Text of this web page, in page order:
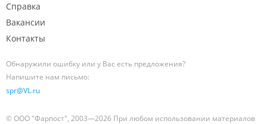
Справка
Вакансии
Контакты
Обнаружили ошибку или у Вас есть предложения?
Напишите нам письмо:
spr@VL.ru
© ООО "Фарпост", 2003—2026 При любом использовании материалов